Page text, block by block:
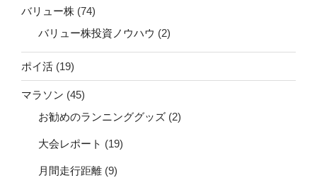
バリュー株 (74)
バリュー株投資ノウハウ (2)
ポイ活 (19)
マラソン (45)
お勧めのランニンググッズ (2)
大会レポート (19)
月間走行距離 (9)